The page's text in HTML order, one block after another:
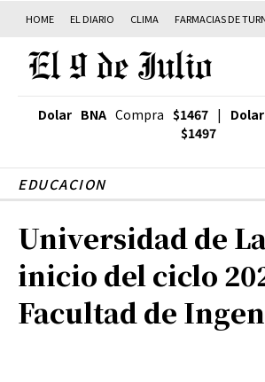
HOME EL DIARIO CLIMA FARMACIAS DE
Dolar BNA Compra $1467 |
$1497
EDUCACION
Universidad de
inicio del ciclo
Facultad de